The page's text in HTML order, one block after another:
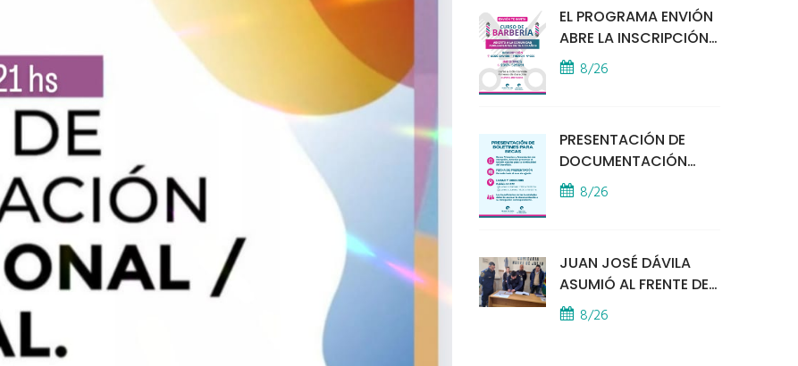
EL PROGRAMA ENVIÓN
ABRE LA INSCRIPCIÓN
A UN CURSO DE
BARBERÍA
8/26
PRESENTACIÓN DE
DOCUMENTACIÓN
PARA BECAS
EDUCATIVAS
8/26
JUAN JOSÉ DÁVILA
ASUMIÓ AL FRENTE DE
LA POLICÍA COMUNAL
8/26